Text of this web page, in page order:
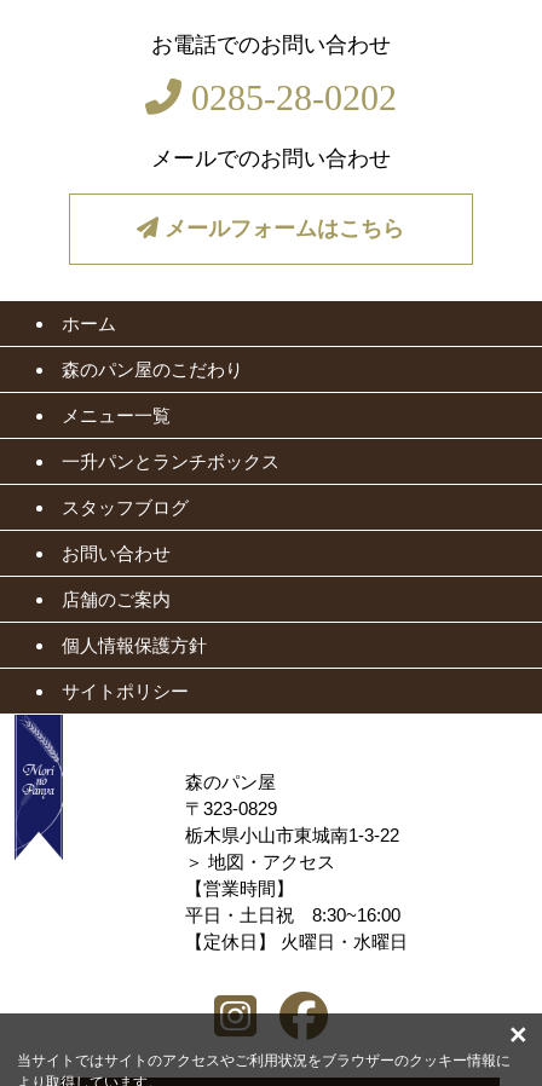
当サイトではサイトのアクセスやご利用状況をブラウザーのクッキー情報に
より取得しています。
×
お電話でのお問い合わせ
0285-28-0202
メールでのお問い合わせ
メールフォームはこちら
ホーム
森のパン屋のこだわり
メニュー一覧
一升パンとランチボックス
スタッフブログ
お問い合わせ
店舗のご案内
個人情報保護方針
サイトポリシー
森のパン屋
〒323-0829
栃木県小山市東城南1-3-22
＞ 地図・アクセス
【営業時間】
平日・土日祝 8:30~16:00
【定休日】 火曜日・水曜日